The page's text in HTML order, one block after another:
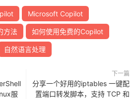
Microsoft Copilot
方法 如何使用免费的Copilot
自然语言处理
服
下一篇
分享一个好用的iptables 一键配
置端口转发脚本，支持 TCP 和